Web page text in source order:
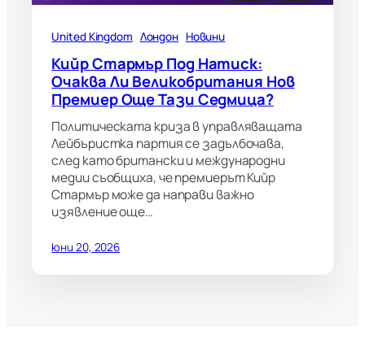
United Kingdom Лондон Новини
Кийр Стармър Под Натиск:
Очаква Ли Великобритания Нов
Премиер Още Тази Седмица?
Политическата криза в управляващата
Лейбъристка партия се задълбочава,
след като британски и международни
медии съобщиха, че премиерът Кийр
Стармър може да направи важно
изявление още…
юни 20, 2026